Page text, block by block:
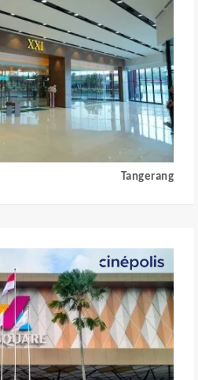
Tangerang